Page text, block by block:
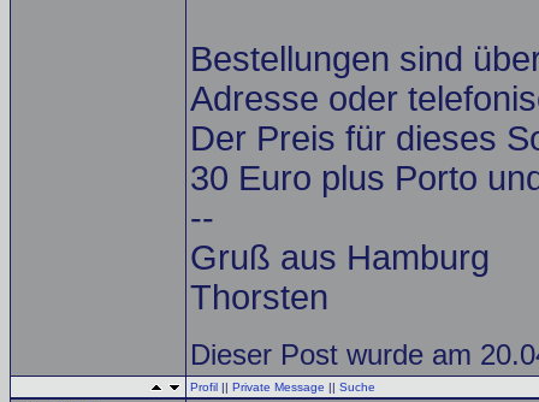
Bestellungen sind
Adresse oder
Der Preis für dieses
30 Euro plus Porto
--
Gruß aus Hamburg
Thorsten
Dieser Post wurde am
Profil || Private Message || Suche